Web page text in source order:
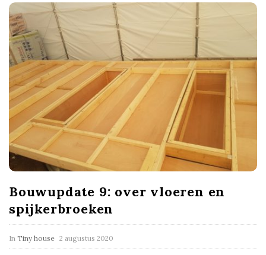
Bouwupdate 9: over vloeren en
spijkerbroeken
In Tiny house 2 augustus 2020